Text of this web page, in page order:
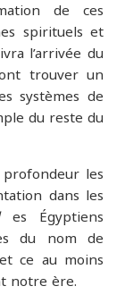
de ces
spirituels et
l’arrivée du
trouver un
systèmes de
du reste du
les
dans les
es Égyptiens
du nom de
et ce au moins
notre ère.